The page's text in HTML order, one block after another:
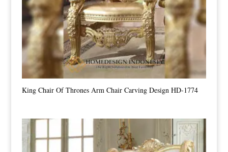
King Chair Of Thrones Arm Chair Carving Design HD-1774